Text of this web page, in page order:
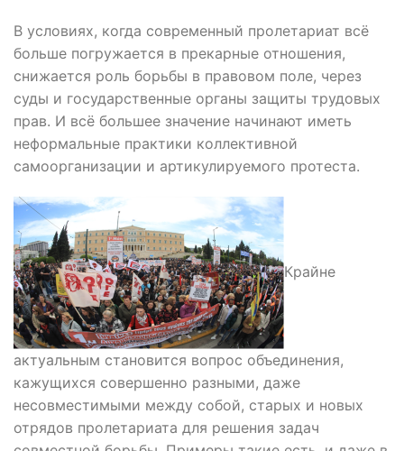
В условиях, когда современный пролетариат всё
больше погружается в прекарные отношения,
снижается роль борьбы в правовом поле, через
суды и государственные органы защиты трудовых
прав. И всё большее значение начинают иметь
неформальные практики коллективной
самоорганизации и артикулируемого протеста.
Крайне
актуальным становится вопрос объединения,
кажущихся совершенно разными, даже
несовместимыми между собой, старых и новых
отрядов пролетариата для решения задач